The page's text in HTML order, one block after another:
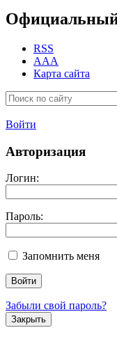
Официальный
RSS
AAA
Карта сайта
Войти
Авторизация
Логин:
Пароль:
Запомнить меня
Забыли свой пароль?
Закрыть